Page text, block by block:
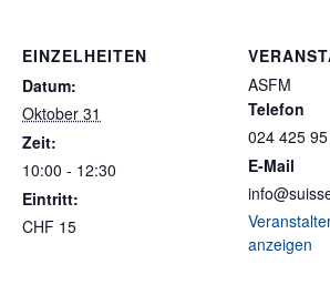
EINZELHEITEN
Datum:
Oktober 31
Zeit:
10:00 - 12:30
Eintritt:
CHF 15
ASFM
Telefon
024 425
E-Mail
anzeigen